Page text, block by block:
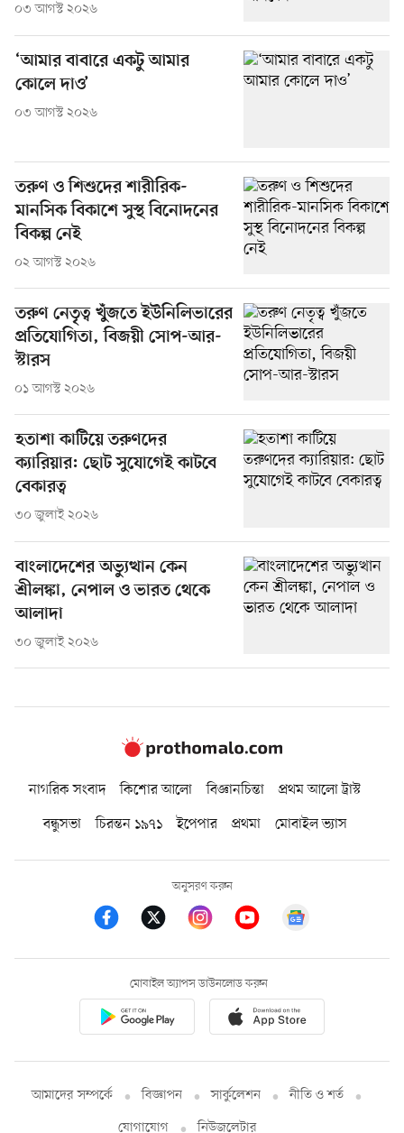
০৩ আগস্ট ২০২৬
‘আমার বাবারে একটু আমার
কোলে দাও’
০৩ আগস্ট ২০২৬
তরুণ ও শিশুদের শারীরিক-
মানসিক বিকাশে সুস্থ বিনোদনের
বিকল্প নেই
০২ আগস্ট ২০২৬
তরুণ নেতৃত্ব খুঁজতে ইউনিলিভারের
প্রতিযোগিতা, বিজয়ী সোপ-আর-
স্টারস
০১ আগস্ট ২০২৬
হতাশা কাটিয়ে তরুণদের
ক্যারিয়ার: ছোট সুযোগেই কাটবে
বেকারত্ব
৩০ জুলাই ২০২৬
বাংলাদেশের অভ্যুত্থান কেন
শ্রীলঙ্কা, নেপাল ও ভারত থেকে
আলাদা
৩০ জুলাই ২০২৬
নাগরিক সংবাদ কিশোর আলো বিজ্ঞানচিন্তা
প্রথম আলো ট্রাস্ট
বন্ধুসভা
চিরন্তন ১৯৭১ ইপেপার প্রথমা মোবাইল ভ্যাস
অনুসরণ করুন
মোবাইল অ্যাপস ডাউনলোড করুন
আমাদের সম্পর্কে বিজ্ঞাপন সার্কুলেশন
নীতি ও শর্ত
যোগাযোগ
নিউজলেটার